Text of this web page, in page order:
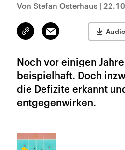
Von Stefan Osterhaus |
Link
kopieren/teilen
Email
Noch vor einigen
beispielhaft. Doch
die Defizite erkannt
entgegenwirken.